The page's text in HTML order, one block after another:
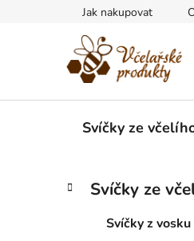
Jak nakupovat
Svíčky ze
PPřeskočit
kategorie
K
a
Svíčky ze
Svíčky z